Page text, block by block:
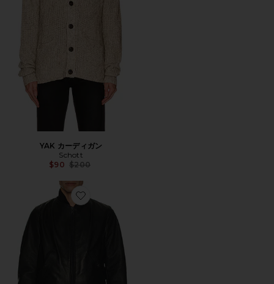
YAK カーディガン
Schott
$90 Previous price:
$200
Favorite ジャケット